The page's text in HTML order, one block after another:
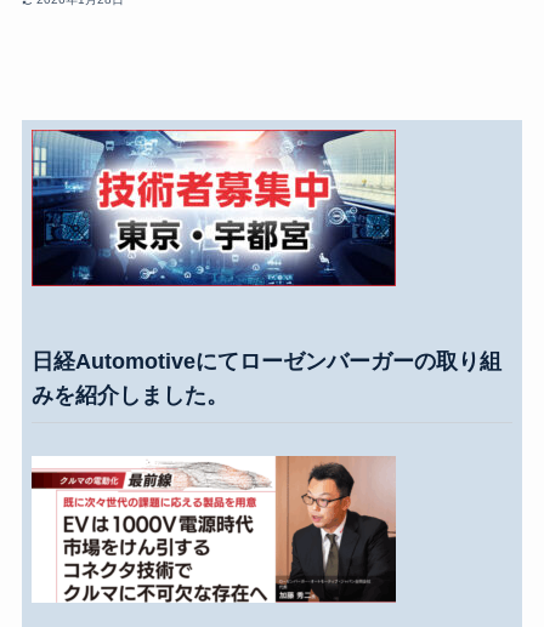
日経Automotiveにてローゼンバーガーの取り組
みを紹介しました。